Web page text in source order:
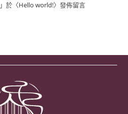
」於〈Hello world!〉發佈留言